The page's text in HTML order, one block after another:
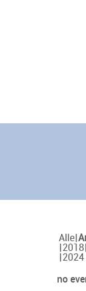
Alle
2018
2024
no